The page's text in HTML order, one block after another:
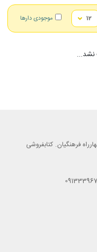
موجودی دارها
نشد...
فرهنگیان. کتابفروشی